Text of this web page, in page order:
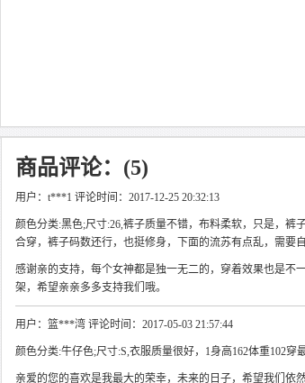
商品评论：(5)
用户：t***1 评论时间：2017-12-25 20:32:13
颜色分类:黑色;尺寸:26,裤子质量不错，布料柔软，只是，
合穿，裤子码数还行，也挺修身，下面的流苏有点乱，需要自
感谢亲的支持，每个女神都是独一无二的，穿着效果也是不
架，希望亲亲多多支持我们哦。
用户：篮***湾 评论时间：2017-05-03 21:57:44
颜色分类:牛仔色;尺寸:S,衣服质量很好，1身高162体重102穿
亲爱的您的喜欢是我最大的荣幸，未来的日子，希望我们依